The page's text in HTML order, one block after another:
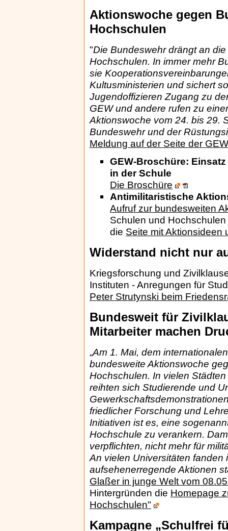
Aktionswoche gegen
Hochschulen
"Die Bundeswehr drängt an
Hochschulen. In immer mehr
sie
Kultusministerien und sichert
Jugendoffizieren Zugang zu
GEW und andere rufen zu
Aktionswoche vom 24. bis 29.
Bundeswehr und der
Meldung auf der Seite der
GEW-Broschüre:
in der Schule
Die Broschüre
Antimilitaristische
Aufruf zur bundesweiten
Schulen und
die Seite mit Aktionsideen
Widerstand nicht nur
Kriegsforschung und
Instituten - Anregungen für
Peter Strutynski beim
Bundesweit für
Mitarbeiter machen
„Am 1. Mai, dem
bundesweite Aktionswoche
Hochschulen. In vielen
reihten sich Studierende und
friedlicher Forschung und
Initiativen ist es, eine
Hochschule zu verankern.
verpflichten, nicht mehr für
An vielen Universitäten
aufsehenerregende Aktionen
Glaßer in junge Welt vom
Hintergründen die Homepage
Hochschulen"
Kampagne „Schulfrei